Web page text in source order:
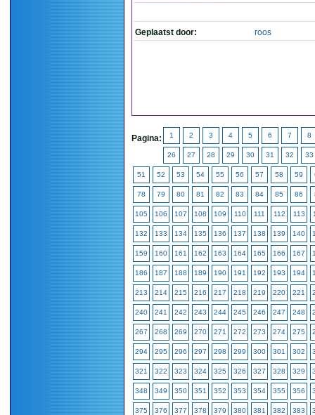
Geplaatst door: roos
Pagina: 1 2 3 4 5 6 7 8
26 27 28 29 30 31 32 33
51 52 53 54 55 56 57 58 59
78 79 80 81 82 83 84 85 86
105 106 107 108 109 110 111 112 113
132 133 134 135 136 137 138 139 140
159 160 161 162 163 164 165 166 167
186 187 188 189 190 191 192 193 194
213 214 215 216 217 218 219 220 221
240 241 242 243 244 245 246 247 248
267 268 269 270 271 272 273 274 275
294 295 296 297 298 299 300 301 302
321 322 323 324 325 326 327 328 329
348 349 350 351 352 353 354 355 356
375 376 377 378 379 380 381 382 383